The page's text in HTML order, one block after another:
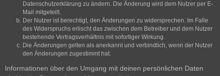
Datenschutzerklärung zu ändern. Die Änderung wird dem Nutzer per E-
Mail mitgeteilt.
Der Nutzer ist berechtigt, den Änderungen zu widersprechen. Im Falle
des Widerspruchs erlischt das zwischen dem Betreiber und dem Nutzer
bestehende Vertragsverhältnis mit sofortiger Wirkung.
Die Änderungen gelten als anerkannt und verbindlich, wenn der Nutzer
den Änderungen zugestimmt hat.
Informationen über den Umgang mit deinen persönlichen Daten